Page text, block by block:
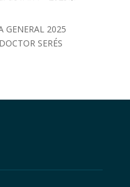
GENERAL 2025
SERÉS